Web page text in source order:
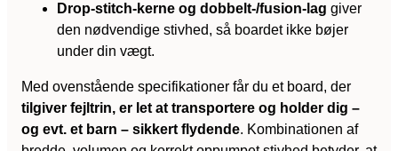
Drop-stitch-kerne og dobbelt-/fusion-lag giver
den nødvendige stivhed, så boardet ikke bøjer
under din vægt.
Med ovenstående specifikationer får du et board, der
tilgiver fejltrin, er let at transportere og holder dig –
og evt. et barn – sikkert flydende. Kombinationen af